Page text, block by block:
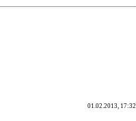
01.02.2013, 17:32